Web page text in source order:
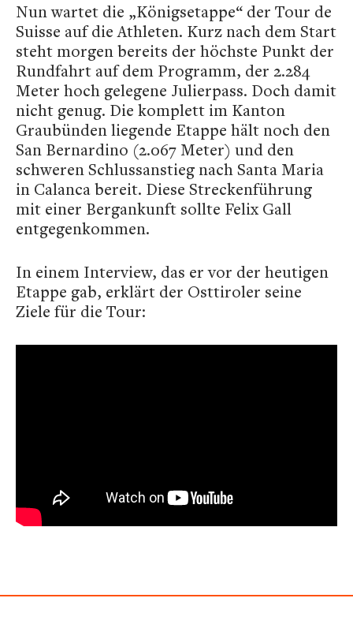
Nun wartet die „Königsetappe“ der Tour de
Suisse auf die Athleten. Kurz nach dem Start
steht morgen bereits der höchste Punkt der
Rundfahrt auf dem Programm, der 2.284
Meter hoch gelegene Julierpass. Doch damit
nicht genug. Die komplett im Kanton
Graubünden liegende Etappe hält noch den
San Bernardino (2.067 Meter) und den
schweren Schlussanstieg nach Santa Maria
in Calanca bereit. Diese Streckenführung
mit einer Bergankunft sollte Felix Gall
entgegenkommen.
In einem Interview, das er vor der heutigen
Etappe gab, erklärt der Osttiroler seine
Ziele für die Tour: